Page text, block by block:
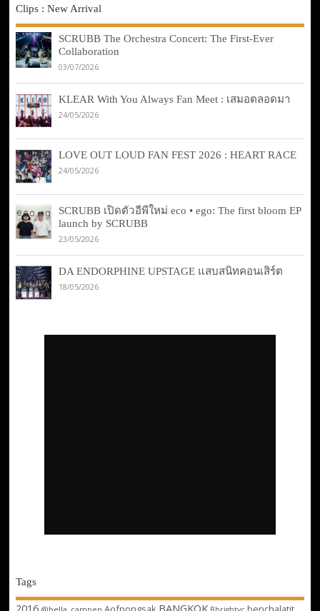
Clips : New Arrival
SCRUBB The Orchestra Concert: The First-Ever
Collaboration
03/07/2026
KLEAR With You Always Fan Meet : เสมอตลอดมา
24/05/2026
LOVE OUT LOUD FAN FEST 2026 : HEART RACE
24/05/2026
SCRUBB เปิดตัวอีพีใหม่ eco • ego: The first bloom EP
launch by SCRUBB
23/05/2026
DA ENDORPHINE UPSTAGE แสบสนิทคอนเสิร์ต
18/05/2026
Tags